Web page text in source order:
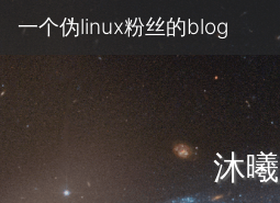
一个伪linux粉丝的blog
沐曦